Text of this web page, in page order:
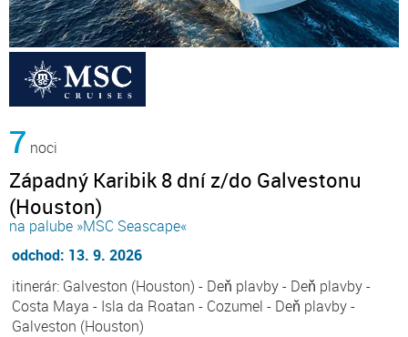
7 noci
Západný Karibik 8 dní z/do Galvestonu
(Houston)
na palube »MSC Seascape«
odchod: 13. 9. 2026
itinerár: Galveston (Houston) - Deň plavby - Deň plavby -
Costa Maya - Isla da Roatan - Cozumel - Deň plavby -
Galveston (Houston)